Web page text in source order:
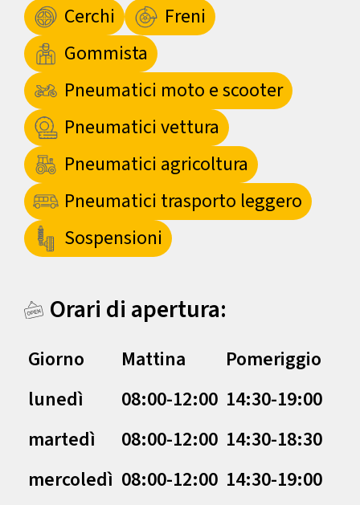
Cerchi
Freni
Gommista
Pneumatici moto e scooter
Pneumatici vettura
Pneumatici agricoltura
Pneumatici trasporto leggero
Sospensioni
Orari di apertura:
Giorno Mattina
Pomeriggio
lunedì
08:00-12:00 14:30-19:00
martedì
08:00-12:00 14:30-18:30
mercoledì 08:00-12:00 14:30-19:00